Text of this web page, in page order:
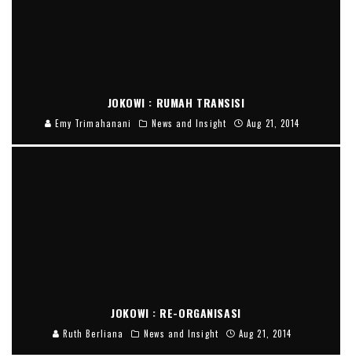
JOKOWI : RUMAH TRANSISI
Emy Trimahanani News and Insight Aug 21, 2014
JOKOWI : RE-ORGANISASI
Ruth Berliana News and Insight Aug 21, 2014